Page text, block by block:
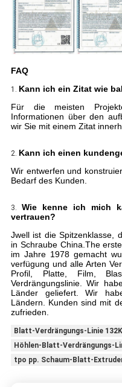
FAQ
1. Kann ich ein Zitat wie
Für die meisten
Informationen über den
wir Sie mit einem Zitat
2. Kann ich einen
Wir entwerfen und
Bedarf des Kunden.
3. Wie kenne ich mich
vertrauen?
Jwell ist die Spitzenklasse,
in Schraube China.The
im Jahre 1978 gemacht
verfügung und alle Arten
Profil, Platte, Film,
Verdrängungslinie. Wir
Länder geliefert. Wir
Ländern. Kunden sind mit
zufrieden.
Blatt-Verdrängungs-Linie
Höhlen-Blatt-Verdrängungs-
tpo pp. Schaum-Blatt-